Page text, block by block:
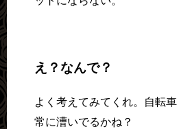
え？なんで？
よく考えてみてくれ。自転
常に漕いでるかね？